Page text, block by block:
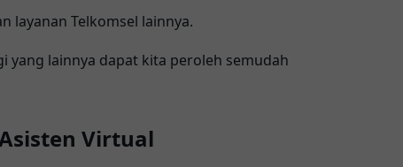
layanan Telkomsel lainnya.
yang lainnya dapat kita peroleh semudah
Virtual